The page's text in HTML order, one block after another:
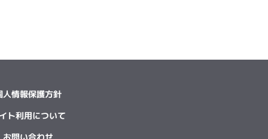
人情報保護方針
ト利用について
お問い合わせ